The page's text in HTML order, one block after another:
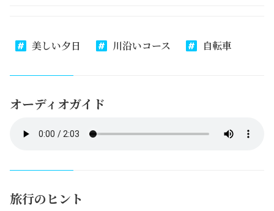
美しい夕日 川沿いコース 自転車
オーディオガイド
旅行のヒント